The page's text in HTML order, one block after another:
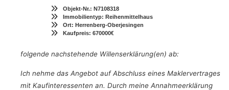
Objekt-Nr.: N7108318
Immobilientyp: Reihenmittelhaus
Ort: Herrenberg-Oberjesingen
Kaufpreis: 670000€
folgende nachstehende Willenserklärung(en) ab:
Ich nehme das Angebot auf Abschluss eines Maklervertrages
mit Kaufinteressenten an. Durch meine Annahmeerklärung